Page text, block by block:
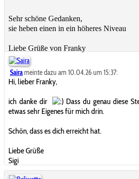
Sehr schöne Gedanken,
sie heben einen in ein höheres Niveau
Liebe Grüße von Franky
Sairameinte dazu am 10.04.26 um 15:37:
Hi, lieber Franky,
ich danke dir
Dass du genau diese
etwas sehr Eigenes für mich drin.
Schön, dass es dich erreicht hat.
Liebe Grüße
Sigi